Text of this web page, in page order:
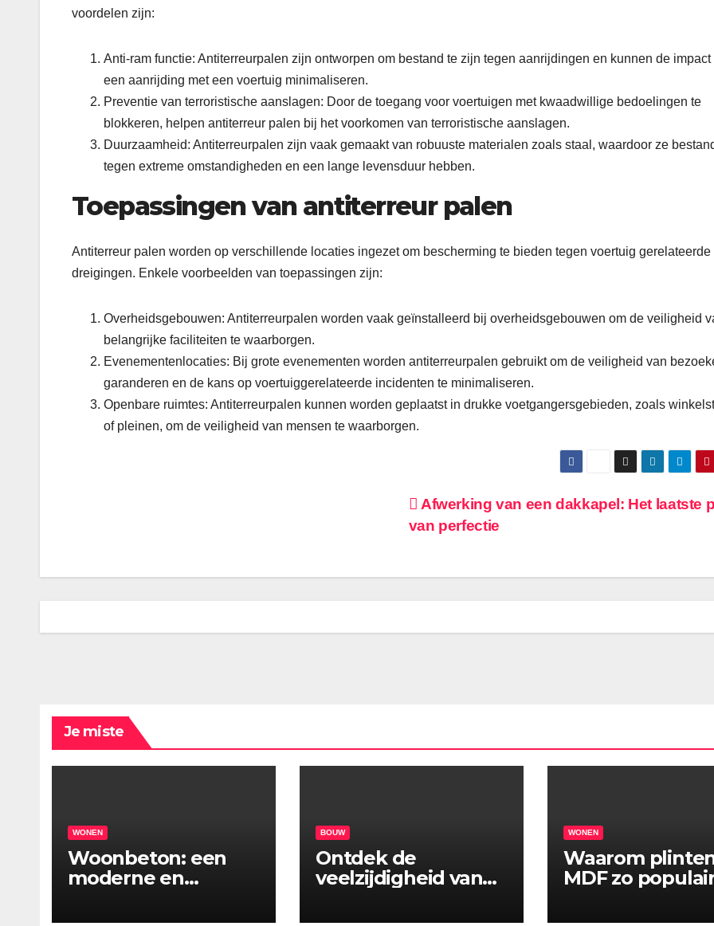
voordelen zijn:
Anti-ram functie: Antiterreurpalen zijn ontworpen om bestand te zijn tegen aanrijdingen en kunnen de impact
een aanrijding met een voertuig minimaliseren.
Preventie van terroristische aanslagen: Door de toegang voor voertuigen met kwaadwillige bedoelingen te
blokkeren, helpen antiterreur palen bij het voorkomen van terroristische aanslagen.
Duurzaamheid: Antiterreurpalen zijn vaak gemaakt van robuuste materialen zoals staal, waardoor ze
tegen extreme omstandigheden en een lange levensduur hebben.
Toepassingen van antiterreur palen
Antiterreur palen worden op verschillende locaties ingezet om bescherming te bieden tegen voertuig gerelateerde
dreigingen. Enkele voorbeelden van toepassingen zijn:
Overheidsgebouwen: Antiterreurpalen worden vaak geïnstalleerd bij overheidsgebouwen om de veiligheid
belangrijke faciliteiten te waarborgen.
Evenementenlocaties: Bij grote evenementen worden antiterreurpalen gebruikt om de veiligheid van
garanderen en de kans op voertuiggerelateerde incidenten te minimaliseren.
Openbare ruimtes: Antiterreurpalen kunnen worden geplaatst in drukke voetgangersgebieden, zoals
of pleinen, om de veiligheid van mensen te waarborgen.
Afwerking van een dakkapel: Het laatste
van perfectie
Je miste
WONEN
Woonbeton: een
moderne en
voor ieder interieur
BOUW
Ontdek de
veelzijdigheid van
koppelingen
WONEN
Waarom
MDF zo